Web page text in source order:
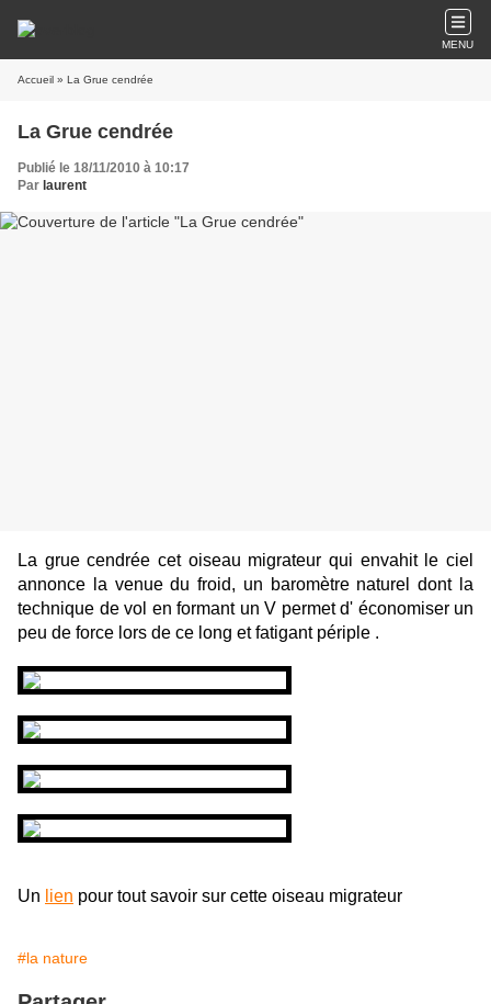
MENU
Accueil » La Grue cendrée
La Grue cendrée
Publié le 18/11/2010 à 10:17
Par laurent
La grue cendrée cet oiseau migrateur qui envahit le ciel
annonce la venue du froid, un baromètre naturel dont la
technique de vol en formant un V permet d' économiser un
peu de force lors de ce long et fatigant périple .
Un lien pour tout savoir sur cette oiseau migrateur
#la nature